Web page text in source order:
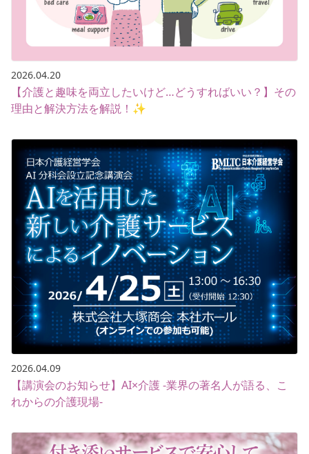
2026.04.20
【介護と趣味を両立したいけど…どうすればいい？】その
理由と解決方法を解説！✨
2026.04.09
【講演会のお知らせ】AI×介護 -業界の著名人が語る、こ
れからの介護現場-